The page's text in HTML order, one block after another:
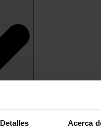
Detalles Acerca